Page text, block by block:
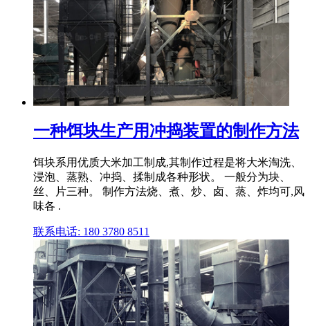
一种饵块生产用冲捣装置的制作方法
饵块系用优质大米加工制成,其制作过程是将大米淘洗、
浸泡、蒸熟、冲捣、揉制成各种形状。 一般分为块、
丝、片三种。 制作方法烧、煮、炒、卤、蒸、炸均可,风
味各 .
联系电话: 180 3780 8511